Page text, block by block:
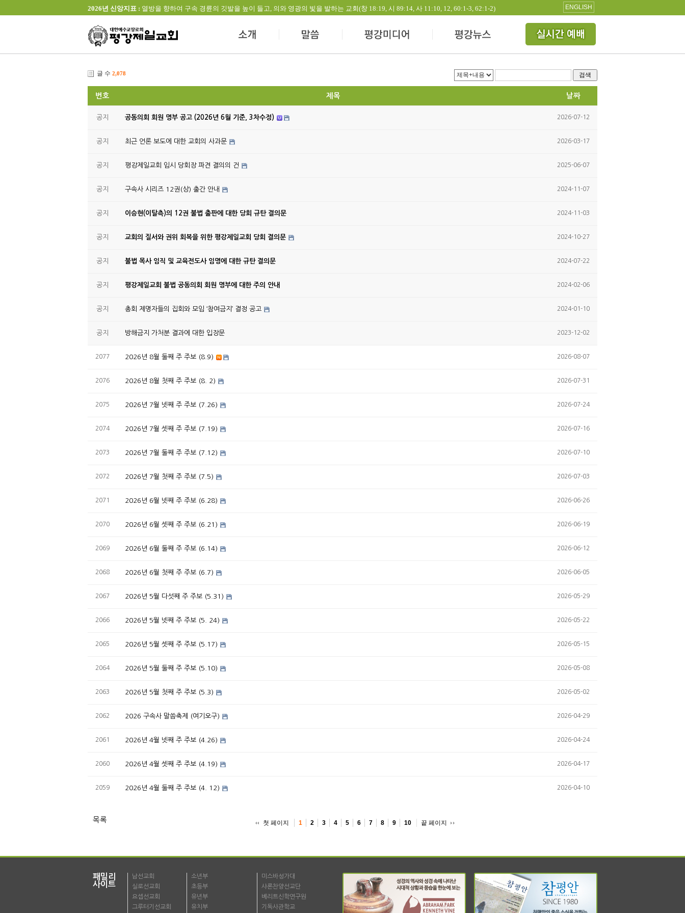
2026년 신앙지표 : 열방을 향하여 구속 경륜의 깃발을 높이 들고, 의와 영광의 빛을 발하는 교회(창 18:19, 시 89:14, 사 11:10, 12, 60:1-3, 62:1-2) ENGLISH
글 수 2,078 검색
번호 제목 날짜
공지 공동의회 회원 명부 공고 (2026년 6월 기준, 3차수정) 2026-07-12
공지 최근 언론 보도에 대한 교회의 사과문 2026-03-17
공지 평강제일교회 임시 당회장 파견 결의의 건 2025-06-07
공지 구속사 시리즈 12권(상) 출간 안내 2024-11-07
공지 이승현(이탈측)의 12권 불법 출판에 대한 당회 규탄 결의문 2024-11-03
공지 교회의 질서와 권위 회복을 위한 평강제일교회 당회 결의문 2024-10-27
공지 불법 목사 임직 및 교육전도사 임명에 대한 규탄 결의문 2024-07-22
공지 평강제일교회 불법 공동의회 회원 명부에 대한 주의 안내 2024-02-06
공지 총회 제명자들의 집회와 모임 ‘참여금지’ 결정 공고 2024-01-10
공지 방해금지 가처분 결과에 대한 입장문 2023-12-02
2077 2026년 8월 둘째 주 주보 (8.9) 2026-08-07
2076 2026년 8월 첫째 주 주보 (8. 2) 2026-07-31
2075 2026년 7월 넷째 주 주보 (7.26) 2026-07-24
2074 2026년 7월 셋째 주 주보 (7.19) 2026-07-16
2073 2026년 7월 둘째 주 주보 (7.12) 2026-07-10
2072 2026년 7월 첫째 주 주보 (7.5) 2026-07-03
2071 2026년 6월 넷째 주 주보 (6.28) 2026-06-26
2070 2026년 6월 셋째 주 주보 (6.21) 2026-06-19
2069 2026년 6월 둘째 주 주보 (6.14) 2026-06-12
2068 2026년 6월 첫째 주 주보 (6.7) 2026-06-05
2067 2026년 5월 다섯째 주 주보 (5.31) 2026-05-29
2066 2026년 5월 넷째 주 주보 (5. 24) 2026-05-22
2065 2026년 5월 셋째 주 주보 (5.17) 2026-05-15
2064 2026년 5월 둘째 주 주보 (5.10) 2026-05-08
2063 2026년 5월 첫째 주 주보 (5.3) 2026-05-02
2062 2026 구속사 말씀축제 (여기오구) 2026-04-29
2061 2026년 4월 넷째 주 주보 (4.26) 2026-04-24
2060 2026년 4월 셋째 주 주보 (4.19) 2026-04-17
2059 2026년 4월 둘째 주 주보 (4. 12) 2026-04-10
목록 첫 페이지 1 2 3 4 5 6 7 8 9 10 끝 페이지
패밀리
사이트
남선교회
실로선교회
요셉선교회
그루터기선교회
소년부
초등부
유년부
유치부
미스바성가대
샤론찬양선교단
베리트신학연구원
기독사관학교